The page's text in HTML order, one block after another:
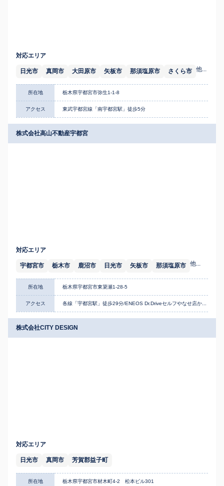
対応エリア
日光市 真岡市 大田原市 矢板市 那須塩原市 さくら市 他...
所在地 栃木県宇都宮市弥生1-1-8
アクセス 東武宇都宮線「南宇都宮駅」徒歩5分
株式会社高山不動産宇都宮
対応エリア
宇都宮市 栃木市 鹿沼市 日光市 矢板市 那須塩原市 他...
所在地 栃木県宇都宮市東簗瀬1-28-5
アクセス 各線「宇都宮駅」徒歩29分/ENEOS Dr.Driveセルフやなせ店か...
株式会社CITY DESIGN
対応エリア
日光市 真岡市 芳賀郡益子町
所在地 栃木県宇都宮市材木町4-2 松本ビル301